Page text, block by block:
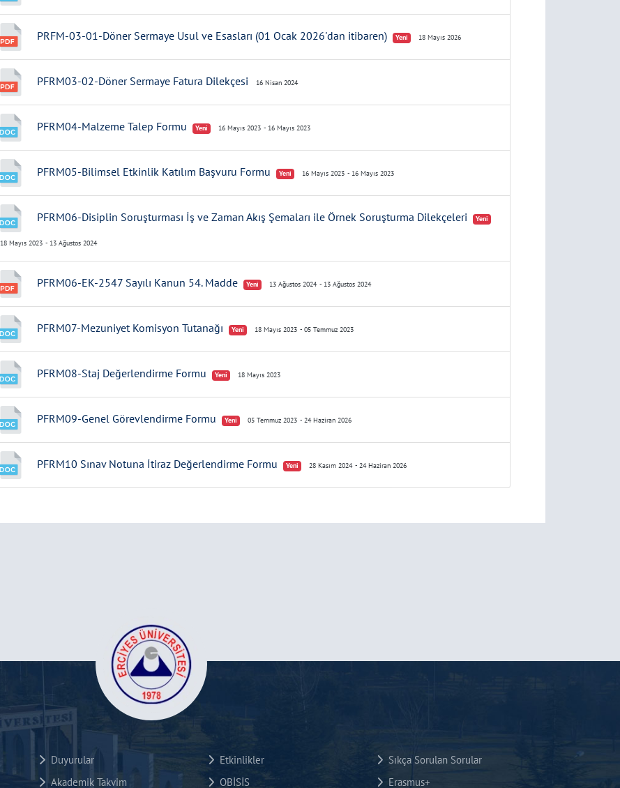
PRFM-03-01-Döner Sermaye Usul ve Esasları (01 Ocak 2026'dan itibaren) Yeni 18 Mayıs 2026
PFRM03-02-Döner Sermaye Fatura Dilekçesi 16 Nisan 2024
PFRM04-Malzeme Talep Formu Yeni 16 Mayıs 2023 - 16 Mayıs 2023
PFRM05-Bilimsel Etkinlik Katılım Başvuru Formu Yeni 16 Mayıs 2023 - 16 Mayıs 2023
PFRM06-Disiplin Soruşturması İş ve Zaman Akış Şemaları ile Örnek Soruşturma Dilekçeleri Yeni
18 Mayıs 2023 - 13 Ağustos 2024
PFRM06-EK-2547 Sayılı Kanun 54. Madde Yeni 13 Ağustos 2024 - 13 Ağustos 2024
PFRM07-Mezuniyet Komisyon Tutanağı Yeni 18 Mayıs 2023 - 05 Temmuz 2023
PFRM08-Staj Değerlendirme Formu Yeni 18 Mayıs 2023
PFRM09-Genel Görevlendirme Formu Yeni 05 Temmuz 2023 - 24 Haziran 2026
PFRM10 Sınav Notuna İtiraz Değerlendirme Formu Yeni 28 Kasım 2024 - 24 Haziran 2026
Duyurular Etkinlikler
Sıkça Sorulan Sorular
Akademik Takvim
OBİSİS Erasmus+